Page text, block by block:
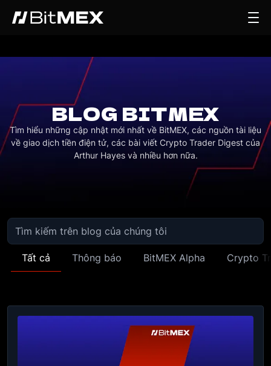
BLOG BITMEX
Tìm hiểu những cập nhật mới nhất về BitMEX, các nguồn tài liệu
về giao dịch tiền điện tử, các bài viết Crypto Trader Digest của
Arthur Hayes và nhiều hơn nữa.
Tất cả Thông báo BitMEX Alpha Crypto